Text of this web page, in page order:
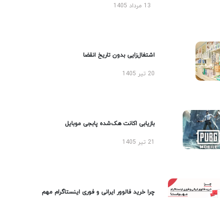
13 مرداد 1405
اشتغال‌زایی بدون تاریخ انقضا
20 تیر 1405
بازیابی اکانت هک‌شده پابجی موبایل
چرا خرید فالوور ایرانی و فوری اینستاگرام مهم